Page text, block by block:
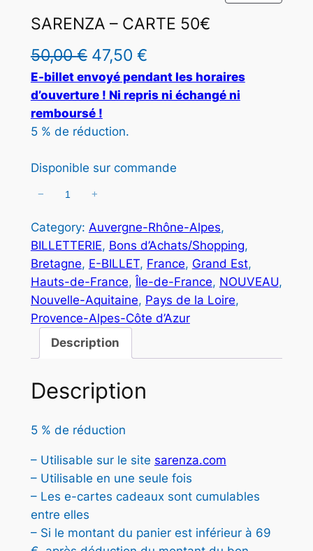
R
SARENZA – CARTE 50€
50,00€ L
e
p
r
x
i
n
i
t
i
a
l
t
t
5
47,50 €L
e
p
x
c
t
u
e
l
4
7
5
E-billet envoyé pendant les horaires
d’ouverture ! Ni repris ni échangé ni
remboursé !
5 % de réduction.
Disponible sur commande
a
n
t
i
t
é
e
A
E
C
− +
Category: Auvergne-Rhône-Alpes
BILLETTERIE, Bons d’Achats/Shopping
Bretagne, E-BILLET, France, Grand Est
Hauts-de-France, Île-de-France, NOUVEAU
Nouvelle-Aquitaine, Pays de la Loire
Provence-Alpes-Côte d’Azur
Description
Description
5 % de réduction
– Utilisable sur le site sarenza.com
– Utilisable en une seule fois
– Les e-cartes cadeaux sont cumulables
entre elles
– Si le montant du panier est inférieur à 69